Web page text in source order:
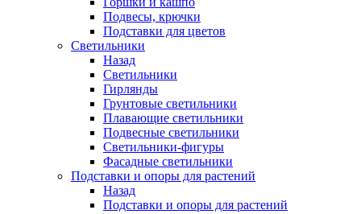
Подвесы, крючки
Подставки для цветов
Светильники
Назад
Светильники
Гирлянды
Грунтовые светильники
Плавающие светильники
Подвесные светильники
Светильники-фигуры
Фасадные светильники
Подставки и опоры для растений
Назад
Подставки и опоры для растений